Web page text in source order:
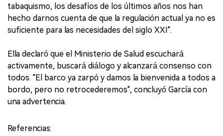
tabaquismo, los desafíos de los últimos años nos han
hecho darnos cuenta de que la regulación actual ya no es
suficiente para las necesidades del siglo XXI".
Ella declaró que el Ministerio de Salud escuchará
activamente, buscará diálogo y alcanzará consenso con
todos. "El barco ya zarpó y damos la bienvenida a todos a
bordo, pero no retrocederemos", concluyó García con
una advertencia.
Referencias: